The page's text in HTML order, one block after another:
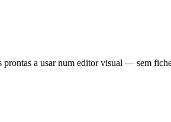
prontas a usar num editor visual — sem